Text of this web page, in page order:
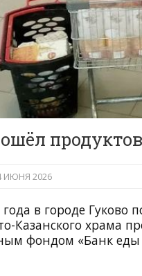
2026
в городе Гуково
Казанского храма
фондом «Банк